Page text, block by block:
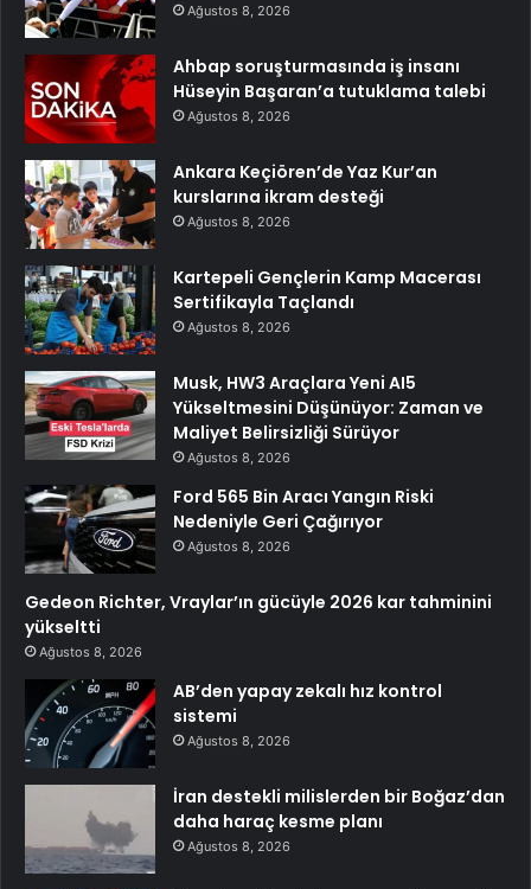
Ağustos 8, 2026
Ahbap soruşturmasında iş insanı
Hüseyin Başaran’a tutuklama talebi
Ağustos 8, 2026
Ankara Keçiören’de Yaz Kur’an
kurslarına ikram desteği
Ağustos 8, 2026
Kartepeli Gençlerin Kamp Macerası
Sertifikayla Taçlandı
Ağustos 8, 2026
Musk, HW3 Araçlara Yeni AI5
Yükseltmesini Düşünüyor: Zaman ve
Maliyet Belirsizliği Sürüyor
Ağustos 8, 2026
Ford 565 Bin Aracı Yangın Riski
Nedeniyle Geri Çağırıyor
Ağustos 8, 2026
Gedeon Richter, Vraylar’ın gücüyle 2026 kar tahminini
yükseltti
Ağustos 8, 2026
AB’den yapay zekalı hız kontrol
sistemi
Ağustos 8, 2026
İran destekli milislerden bir Boğaz’dan
daha haraç kesme planı
Ağustos 8, 2026